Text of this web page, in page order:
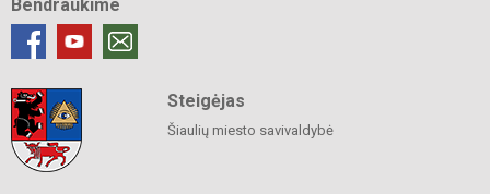
Bendraukime
Steigėjas
Šiaulių miesto savivaldybė